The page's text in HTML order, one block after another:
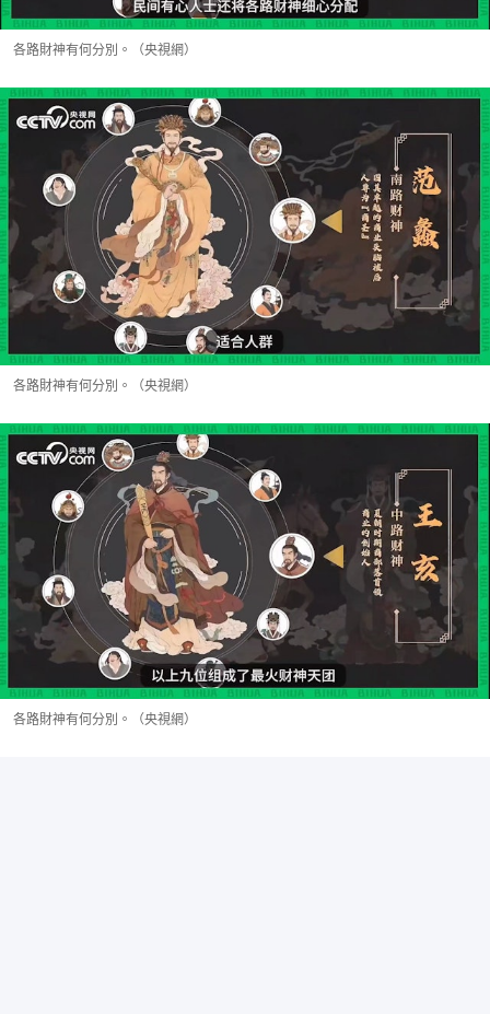
各路財神有何分別。（央視網）
各路財神有何分別。（央視網）
各路財神有何分別。（央視網）